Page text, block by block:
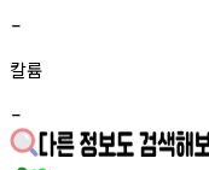
-
칼륨
-